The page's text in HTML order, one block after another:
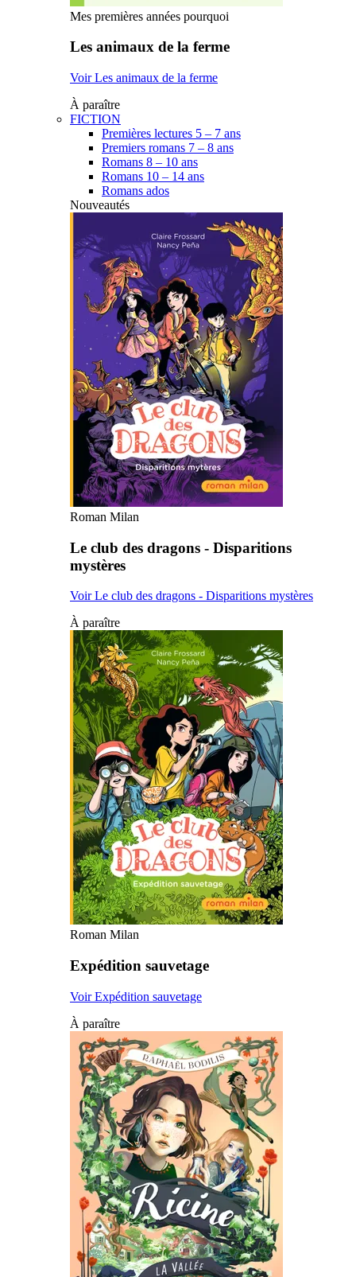
Mes premières années pourquoi
Les animaux de la ferme
Voir Les animaux de la ferme
À paraître
FICTION
Premières lectures 5 – 7 ans
Premiers romans 7 – 8 ans
Romans 8 – 10 ans
Romans 10 – 14 ans
Romans ados
Nouveautés
Roman Milan
Le club des dragons - Disparitions
mystères
Voir Le club des dragons - Disparitions mystères
À paraître
Roman Milan
Expédition sauvetage
Voir Expédition sauvetage
À paraître